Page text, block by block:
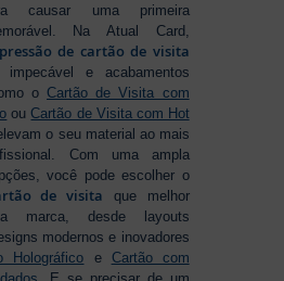
causar uma primeira
Na Atual Card,
de cartão de visita
impecável e acabamentos
o Cartão de Visita com
ouCartão de Visita com Hot
o seu material ao mais
Com uma ampla
você pode escolher o
de visita que melhor
marca, desde layouts
modernos e inovadores
Holográfico e Cartão com